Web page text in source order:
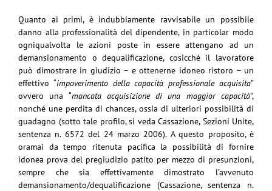
Quanto ai primi, è indubbiamente ravvisabile un possibile
danno alla professionalità del dipendente, in particolar modo
ogniqualvolta le azioni poste in essere attengano ad un
demansionamento o dequalificazione, cosicché il lavoratore
può dimostrare in giudizio – e ottenerne idoneo ristoro – un
effettivo “impoverimento della capacità professionale acquisita”
ovvero una “mancata acquisizione di una maggior capacità”,
nonché une perdita di chances, ossia di ulteriori possibilità di
guadagno (sotto tale profilo, si veda Cassazione, Sezioni Unite,
sentenza n. 6572 del 24 marzo 2006). A questo proposito, è
oramai da tempo ritenuta pacifica la possibilità di fornire
idonea prova del pregiudizio patito per mezzo di presunzioni,
sempre che sia effettivamente dimostrato l’avvenuto
demansionamento/dequalificazione (Cassazione, sentenza n.